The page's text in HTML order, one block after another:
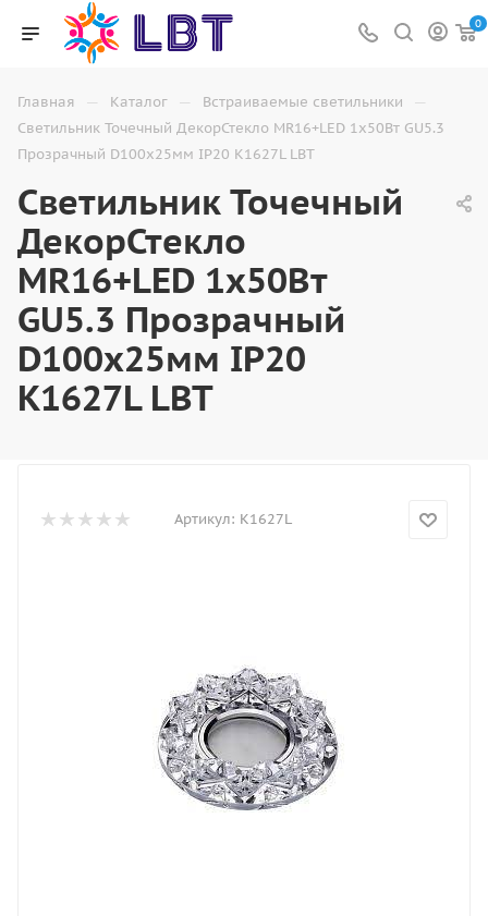
0
Главная — Каталог — Встраиваемые светильники —
Светильник Точечный ДекорСтекло MR16+LED 1х50Вт GU5.3
Прозрачный D100х25мм IP20 K1627L LBT
Светильник Точечный
ДекорСтекло
MR16+LED 1х50Вт
GU5.3 Прозрачный
D100х25мм IP20
K1627L LBT
Артикул: K1627L